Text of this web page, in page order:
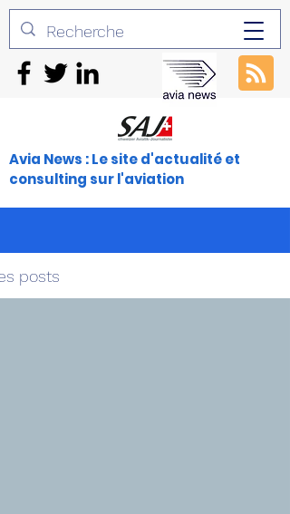
Avia News : Le site d'actualité et
consulting sur l'aviation
posts